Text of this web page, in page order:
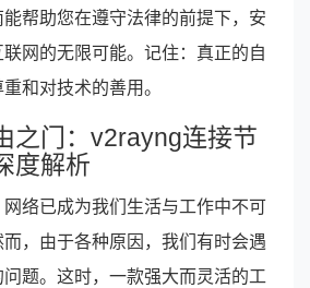
帮助您在遵守法律的前提下，安
网的无限可能。记住：真正的自
和对技术的善用。
之门：v2rayng连接节
度解析
络已成为我们生活与工作中不可
，由于各种原因，我们有时会遇
题。这时，一款强大而灵活的工